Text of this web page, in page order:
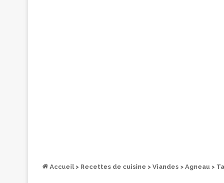
Accueil > Recettes de cuisine > Viandes > Agneau >